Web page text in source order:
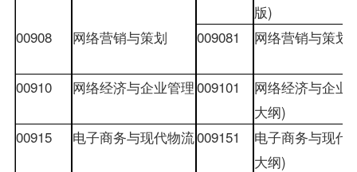
版)
00908
网络营销与策划 009081 网络营销与策划
00910 网络经济与企业管理009101
网络经济与企业
大纲)
00915
电子商务与现代物流009151
电子商务与现代
大纲)